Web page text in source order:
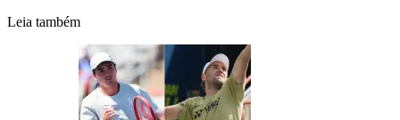
Leia também